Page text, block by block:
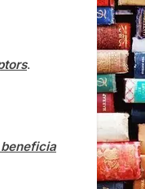
.
beneficia